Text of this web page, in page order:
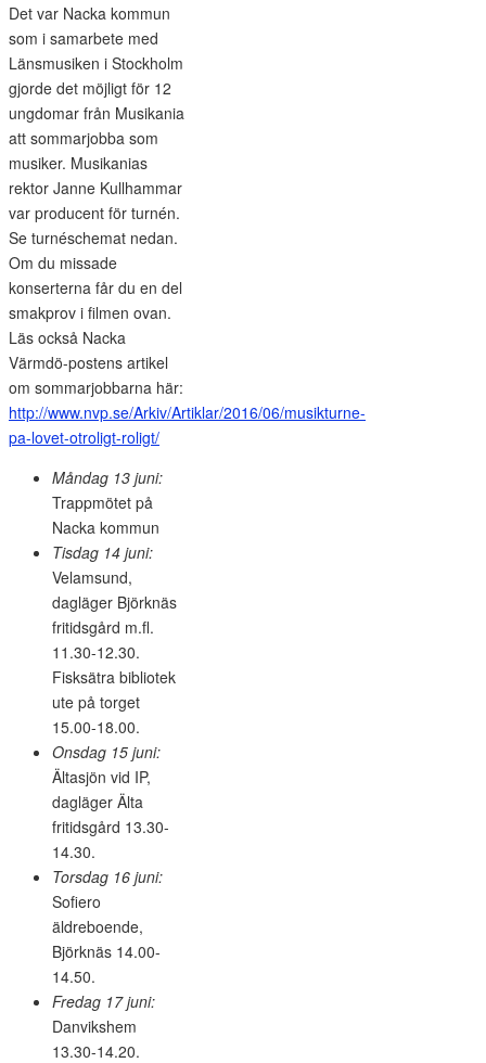
Det var Nacka kommun
som i samarbete med
Länsmusiken i Stockholm
gjorde det möjligt för 12
ungdomar från Musikania
att sommarjobba som
musiker. Musikanias
rektor Janne Kullhammar
var producent för turnén.
Se turnéschemat nedan.
Om du missade
konserterna får du en del
smakprov i filmen ovan.
Läs också Nacka
Värmdö-postens artikel
om sommarjobbarna här:
http://www.nvp.se/Arkiv/Artiklar/2016/06/musikturne-
pa-lovet-otroligt-roligt/
Måndag 13 juni:
Trappmötet på
Nacka kommun
Tisdag 14 juni:
Velamsund,
dagläger Björknäs
fritidsgård m.fl.
11.30-12.30.
Fisksätra bibliotek
ute på torget
15.00-18.00.
Onsdag 15 juni:
Ältasjön vid IP,
dagläger Älta
fritidsgård 13.30-
14.30.
Torsdag 16 juni:
Sofiero
äldreboende,
Björknäs 14.00-
14.50.
Fredag 17 juni:
Danvikshem
13.30-14.20.